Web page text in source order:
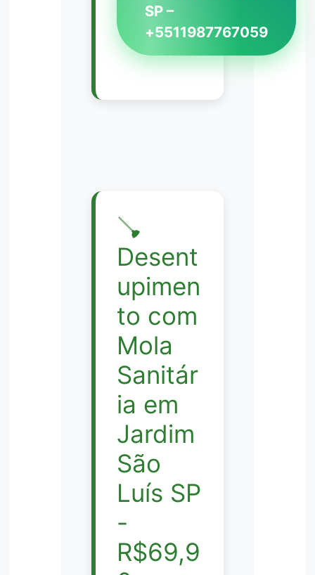
SP –
+5511987767059
🪠
Desent
upimen
to com
Mola
Sanitár
ia em
Jardim
São
Luís SP
-
R$69,9